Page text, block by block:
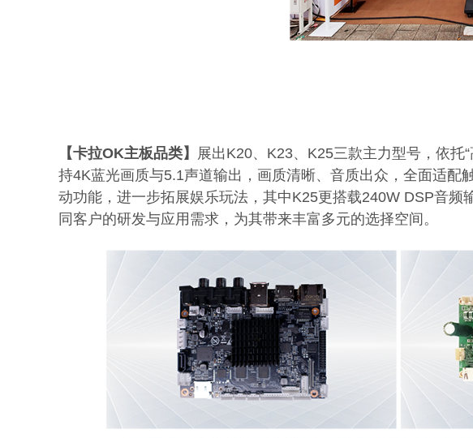
【卡拉OK主板品类】 展出K20、K23、K25三款主力型号，依托
持4K蓝光画质与5.1声道输出，画质清晰、音质出众，全面适
动功能，进一步拓展娱乐玩法，其中K25更搭载240W DSP音
同客户的研发与应用需求，为其带来丰富多元的选择空间。